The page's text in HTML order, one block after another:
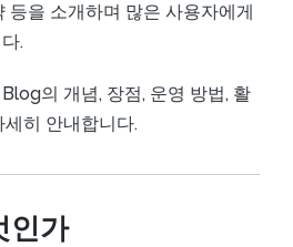
등을 소개하며 많은 사용자에게
.
의 개념, 장점, 운영 방법, 활
히 안내합니다.
인가